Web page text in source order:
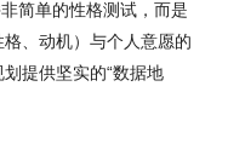
简单的性格测试，而是
、动机）与个人意愿的
提供坚实的“数据地